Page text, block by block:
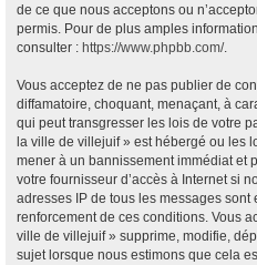
de ce que nous acceptons ou
permis. Pour de plus amples
consulter : https://www.phpbb.com/.
Vous acceptez de ne pas publier de
diffamatoire, choquant, menaçant, à
qui peut transgresser les lois de votre
la ville de villejuif » est hébergé ou les
mener à un bannissement immédiat et
votre fournisseur d’accès à Internet si
adresses IP de tous les messages
renforcement de ces conditions. Vous
ville de villejuif » supprime, modifie,
sujet lorsque nous estimons que cela